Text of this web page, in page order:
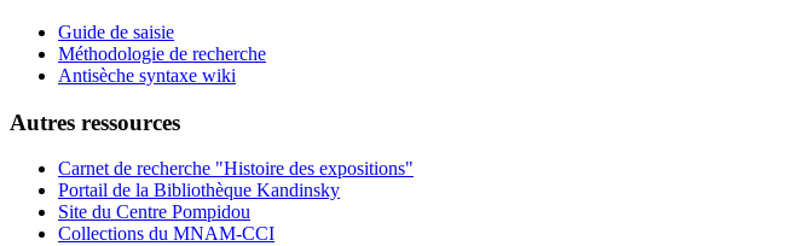
Guide de saisie
Méthodologie de recherche
Antisèche syntaxe wiki
Autres ressources
Carnet de recherche "Histoire des expositions"
Portail de la Bibliothèque Kandinsky
Site du Centre Pompidou
Collections du MNAM-CCI